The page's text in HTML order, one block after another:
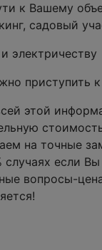
к Вашему
садовый
электричеству
приступить
этой
на точные
если
вопросы-